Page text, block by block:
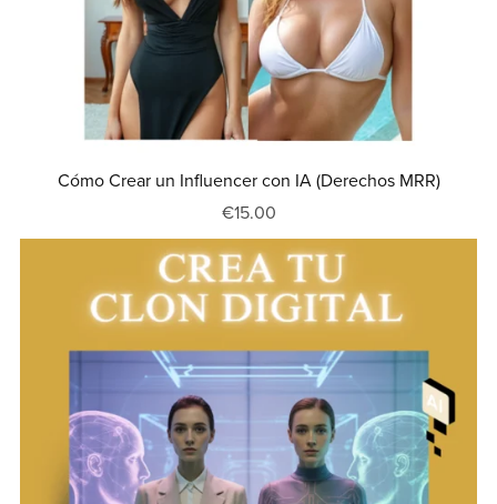
Cómo Crear un Influencer con IA (Derechos MRR)
€15.00